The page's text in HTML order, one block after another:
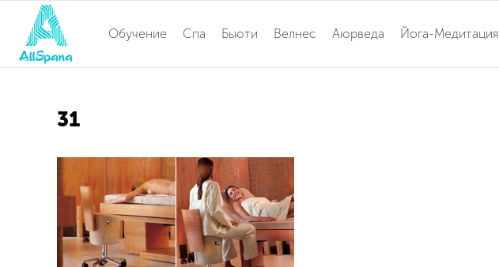
Обучение Спа Бьюти Велнес Аюрведа Йога-Медитация
31